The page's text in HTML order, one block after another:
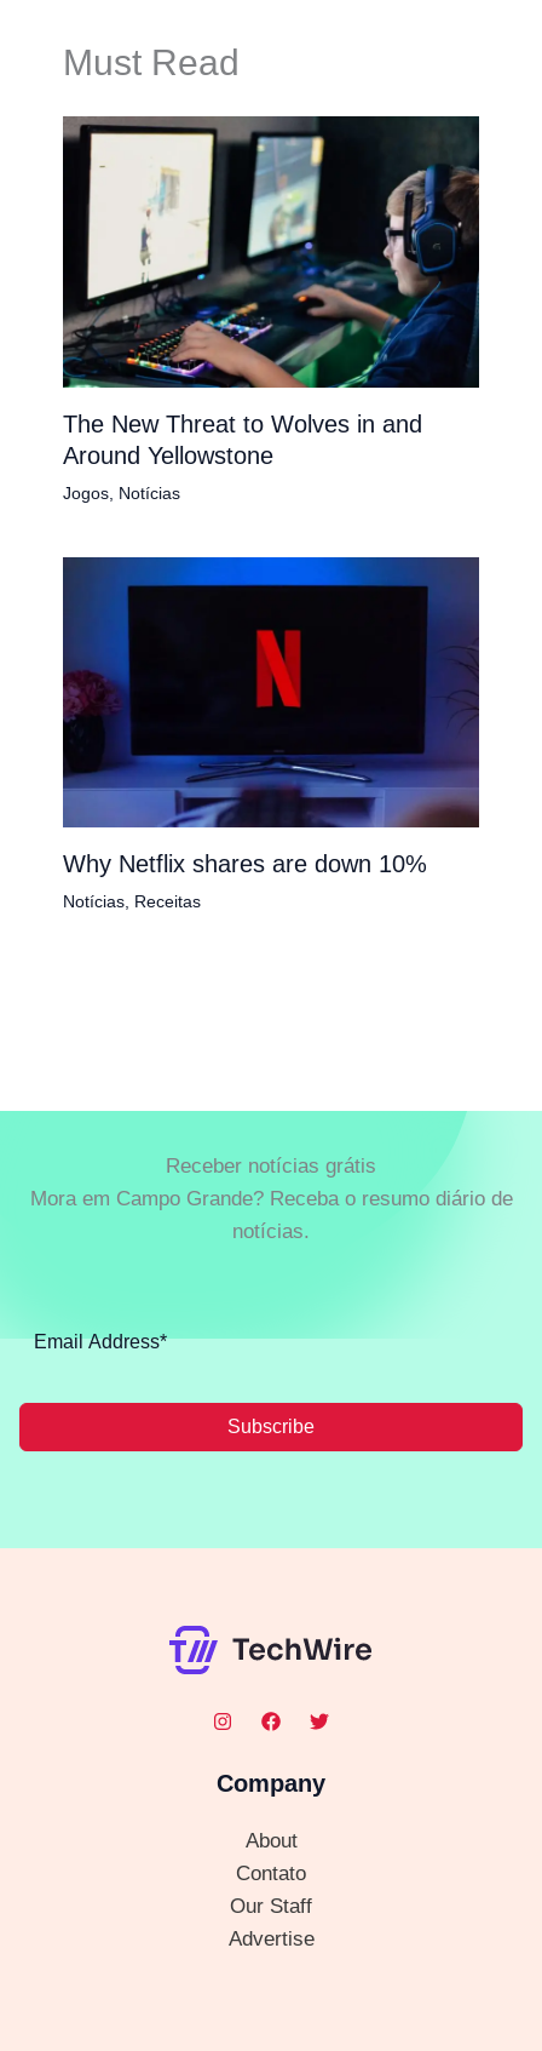
Must Read
The New Threat to Wolves in and
Around Yellowstone
Jogos, Notícias
Why Netflix shares are down 10%
Notícias, Receitas
Receber notícias grátis
Mora em Campo Grande? Receba o resumo diário de
notícias.
Subscribe
Company
About
Contato
Our Staff
Advertise